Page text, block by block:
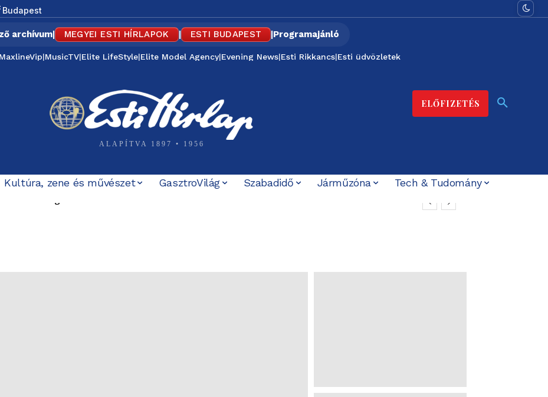
Budapest
archívum| MEGYEI ESTI HÍRLAPOK | ESTI BUDAPEST |Programajánló
MaxlineVip|MusicTV|Elite LifeStyle|Elite Model Agency|Evening News|Esti Rikkancs|Esti üdvözletek
ALAPÍTVA 1897 • 1956
ELŐFIZETÉS
Kultúra, zene és művészet GasztroVilág Szabadidő Járműzóna
Tech & Tudomány
elnöknek a TISZA-frakció
éve tűnt el Petőfi Sándor – és azóta sem tudjuk pontosan, hogyan halt meg